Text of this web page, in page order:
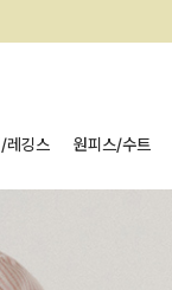
레깅스 원피스/수트